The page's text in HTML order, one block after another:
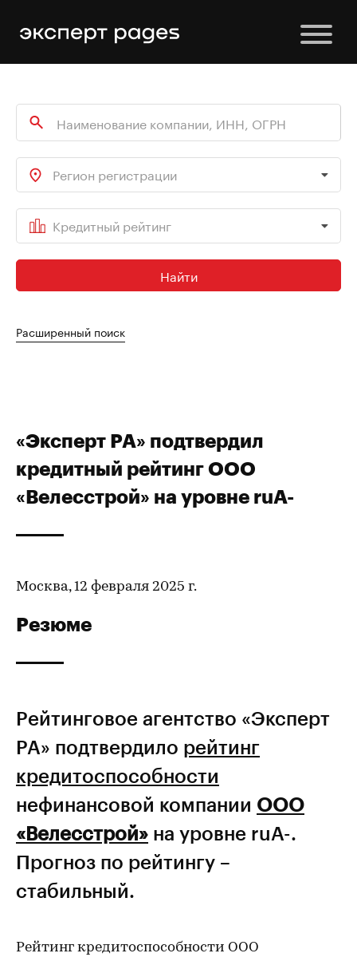
Регион регистрации
Кредитный рейтинг
Найти
Расширенный поиск
«Эксперт РА» подтвердил
кредитный рейтинг ООО
«Велесстрой» на уровне ruА-
Москва, 12 февраля 2025 г.
Резюме
Рейтинговое агентство «Эксперт
РА» подтвердило рейтинг
кредитоспособности
нефинансовой компании ООО
«Велесстрой» на уровне ruА-.
Прогноз по рейтингу –
стабильный.
Рейтинг кредитоспособности ООО